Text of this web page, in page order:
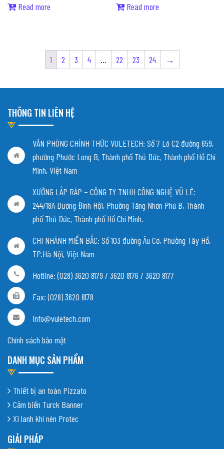
Read more Read more
1 2 3 4 … 22 23 24 →
THÔNG TIN LIÊN HỆ
VĂN PHÒNG CHÍNH THỨC VULETECH: Số 7 Lô C2 đường 659,
phường Phước Long B, Thành phố Thủ Đức, Thành phố Hồ Chí
Minh, Việt Nam
XƯỞNG LẮP RÁP – CÔNG TY TNHH CÔNG NGHỆ VŨ LÊ:
244/18A Dương Đình Hội, Phường Tăng Nhơn Phú B, Thành
phố Thủ Đức, Thành phố Hồ Chí Minh.
CHI NHÁNH MIỀN BẮC: Số 103 đường Âu Cơ, Phường Tây Hồ,
TP.Hà Nội, Việt Nam
Hotline: (028) 3620 8179 / 3620 8176 / 3620 8177
Fax: (028) 3620 8178
info@vuletech.com
Chính sách bảo mật
DANH MỤC SẢN PHẨM
Thiết bị an toàn Pizzato
Cảm biến Turck Banner
Xi lanh khí nén Protec
GIẢI PHÁP